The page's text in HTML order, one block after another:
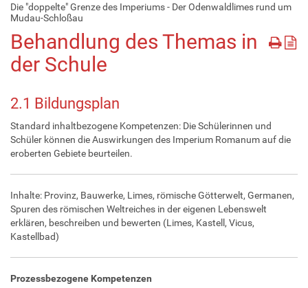
Die "doppelte" Grenze des Imperiums - Der Odenwaldlimes rund um
Mudau-Schloßau
Behandlung des Themas in
der Schule
2.1 Bildungsplan
Standard inhaltbezogene Kompetenzen: Die Schülerinnen und
Schüler können die Auswirkungen des Imperium Romanum auf die
eroberten Gebiete beurteilen.
Inhalte: Provinz, Bauwerke, Limes, römische Götterwelt, Germanen,
Spuren des römischen Weltreiches in der eigenen Lebenswelt
erklären, beschreiben und bewerten (Limes, Kastell, Vicus,
Kastellbad)
Prozessbezogene Kompetenzen